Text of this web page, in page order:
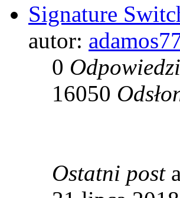
Signature
autor:
0 Odpowiedzi
16050
Ostatni post